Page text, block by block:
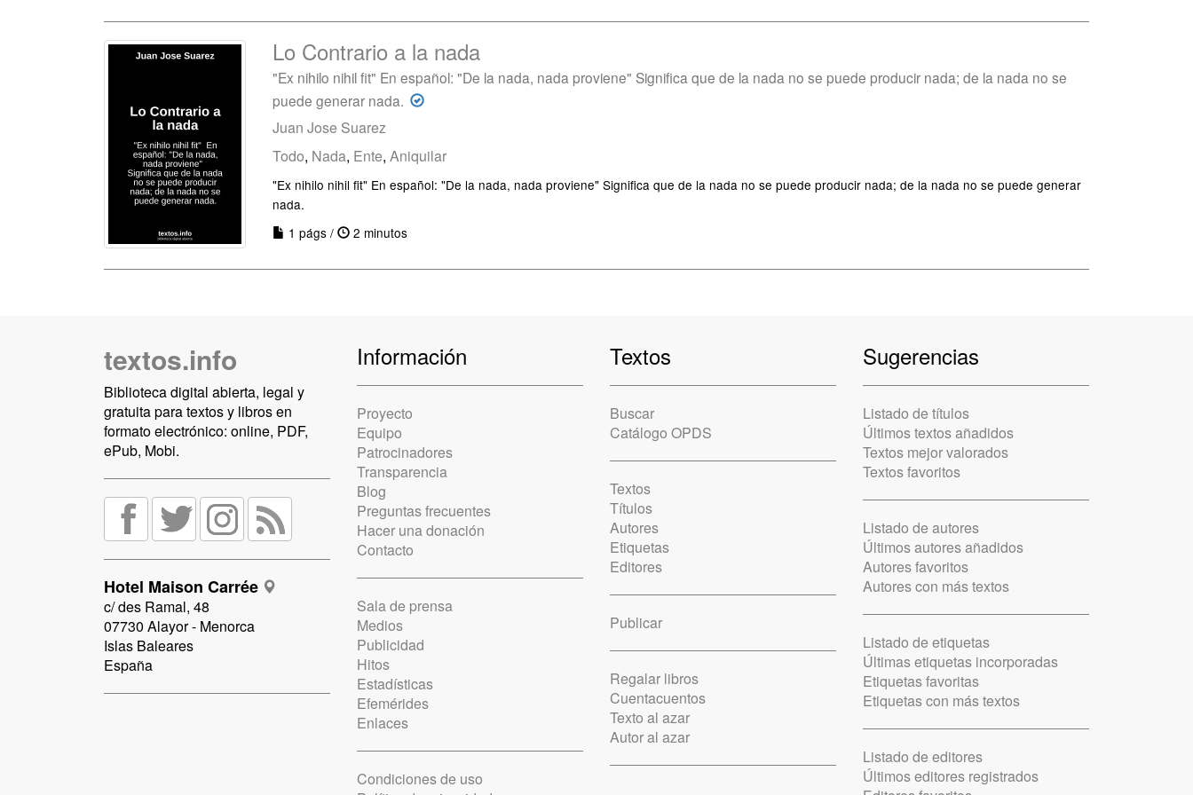
Lo Contrario a la nada
"Ex nihilo nihil fit" En español: "De la nada, nada proviene" Significa que de la nada no se puede producir nada; de la nada no se
puede generar nada.
Juan Jose Suarez
Todo, Nada, Ente, Aniquilar
"Ex nihilo nihil fit" En español: "De la nada, nada proviene" Significa que de la nada no se puede producir nada; de la nada no se puede generar
nada.
1 págs /
2 minutos
textos.info
Biblioteca digital abierta, legal y
gratuita para textos y libros en
formato electrónico: online, PDF,
ePub, Mobi.
Hotel Maison Carrée
c/ des Ramal, 48
07730 Alayor - Menorca
Islas Baleares
España
Información
Proyecto
Equipo
Patrocinadores
Transparencia
Blog
Preguntas frecuentes
Hacer una donación
Contacto
Sala de prensa
Medios
Publicidad
Hitos
Estadísticas
Efemérides
Enlaces
Condiciones de uso
Textos
Buscar
Catálogo OPDS
Textos
Títulos
Autores
Etiquetas
Editores
Publicar
Regalar libros
Cuentacuentos
Texto al azar
Autor al azar
Sugerencias
Listado de títulos
Últimos textos añadidos
Textos mejor valorados
Textos favoritos
Listado de autores
Últimos autores añadidos
Autores favoritos
Autores con más textos
Listado de etiquetas
Últimas etiquetas incorporadas
Etiquetas favoritas
Etiquetas con más textos
Listado de editores
Últimos editores registrados